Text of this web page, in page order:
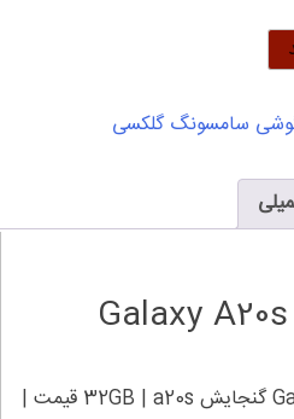
سامسونگ گلکسی
گوشی سامسونگ Galaxy A20s